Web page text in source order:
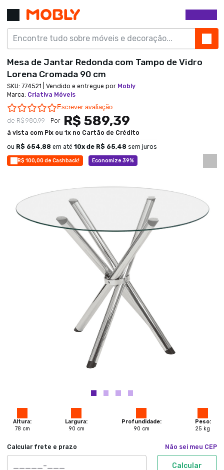
R$ 100,00 de Cashback! Economize 39%
Altura:
78 cm
Largura:
90 cm
Profundidade:
90 cm
Peso:
25 kg
Calcular frete e prazo Não sei meu CEP
Calcular
Mesa de Jantar Redonda com Tampo de Vidro
Lorena Cromada 90 cm
SKU: 774521 | Vendido e entregue por Mobly
Marca: Criativa Móveis
0.0 star rating
Escrever avaliação
deR$ 980,99 Por R$ 589,39
à vista com Pix ou 1x no Cartão de Crédito
ou R$ 654,88 em até 10x de R$ 65,48 sem juros